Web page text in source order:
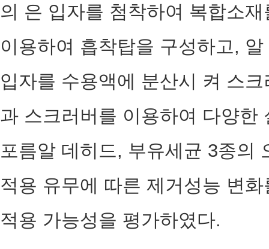
의 은 입자를 첨착하여 복합소
이용하여 흡착탑을 구성하고,
입자를 수용액에 분산시 켜 스
과 스크러버를 이용하여 다양한
포름알 데히드, 부유세균 3종의
적용 유무에 따른 제거성능 변
적용 가능성을 평가하였다.